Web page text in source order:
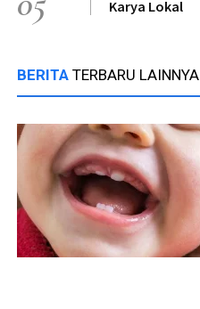
Karya Lokal
BERITA TERBARU LAINNYA